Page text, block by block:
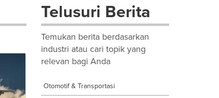
Telusuri Berita
Temukan berita berdasarkan
industri atau cari topik yang
relevan bagi Anda
Otomotif & Transportasi